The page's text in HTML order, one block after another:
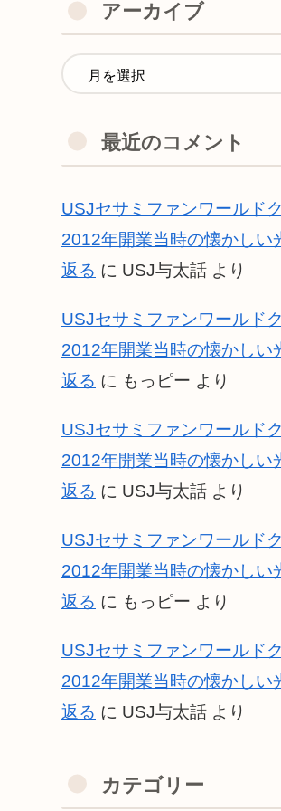
アーカイブ
最近のコメント
USJセサミファンワールドク
2012年開業当時の懐かしい
返る に USJ与太話 より
USJセサミファンワールドク
2012年開業当時の懐かしい
返る に もっピー より
USJセサミファンワールドク
2012年開業当時の懐かしい
返る に USJ与太話 より
USJセサミファンワールドク
2012年開業当時の懐かしい
返る に もっピー より
USJセサミファンワールドク
2012年開業当時の懐かしい
返る に USJ与太話 より
カテゴリー